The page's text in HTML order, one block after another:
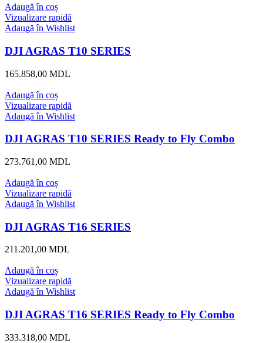
Adaugă în coș
Vizualizare rapidă
Adaugă în Wishlist
DJI AGRAS T10 SERIES
165.858,00 MDL
Adaugă în coș
Vizualizare rapidă
Adaugă în Wishlist
DJI AGRAS T10 SERIES Ready to Fly Combo
273.761,00 MDL
Adaugă în coș
Vizualizare rapidă
Adaugă în Wishlist
DJI AGRAS T16 SERIES
211.201,00 MDL
Adaugă în coș
Vizualizare rapidă
Adaugă în Wishlist
DJI AGRAS T16 SERIES Ready to Fly Combo
333.318,00 MDL